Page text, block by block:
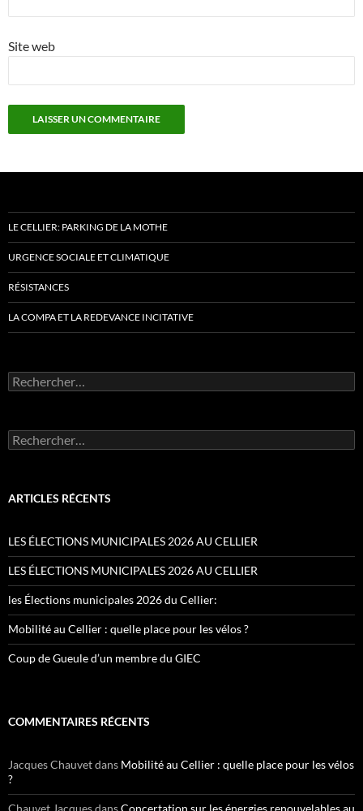
Site web
LE CELLIER: PARKING DE LA MOTHE
URGENCE SOCIALE ET CLIMATIQUE
RÉSISTANCES
LA COMPA ET LA REDEVANCE INCITATIVE
Rechercher :
Rechercher :
ARTICLES RÉCENTS
LES ÉLECTIONS MUNICIPALES 2026 AU CELLIER
LES ÉLECTIONS MUNICIPALES 2026 AU CELLIER
les Élections municipales 2026 du Cellier:
Mobilité au Cellier : quelle place pour les vélos ?
Coup de Gueule d’un membre du GIEC
COMMENTAIRES RÉCENTS
Jacques Chauvetdans Mobilité au Cellier : quelle place pour les vélos
?